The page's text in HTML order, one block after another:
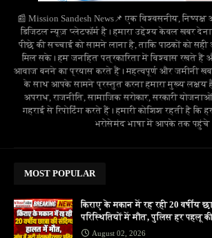
📰 Mission Sandesh News📌 एक विश्वसनीय,
डिजिटल न्यूज़ प्लेटफॉर्म है। हमारा उद्देश्य केवल खबर
पीछे की सच्चाई को सामने लाना है, ताकि पाठकों को
मिल सके। हम जनहित पत्रकारिता में विश्वास रखते हैं
आवाज बनने का प्रयास करते हैं। महत्वपूर्ण और जमीनी
के साथ आपके सामने प्रस्तुत करना हमारा मुख्य लक्ष्य
अपराध, राजनीति, सामाजिक सरोकार, सरकारी
गहराई से रिपोर्टिंग करते हैं। हमारी कोशिश रहती है
भरोसेमंद भाषा में आपके तक
MOST POPULAR
किराए के मकान में रह रही 20 वर्षीय
परिस्थितियों में मौत, पुलिस हर पहलू
August 02, 2026